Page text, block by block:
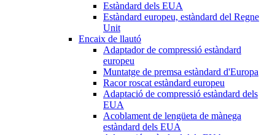
Estàndard dels EUA
Estàndard europeu, estàndard del Regne
Unit
Encaix de llautó
Adaptador de compressió estàndard
europeu
Muntatge de premsa estàndard d'Europa
Racor roscat estàndard europeu
Adaptació de compressió estàndard dels
EUA
Acoblament de lengüeta de mànega
estàndard dels EUA